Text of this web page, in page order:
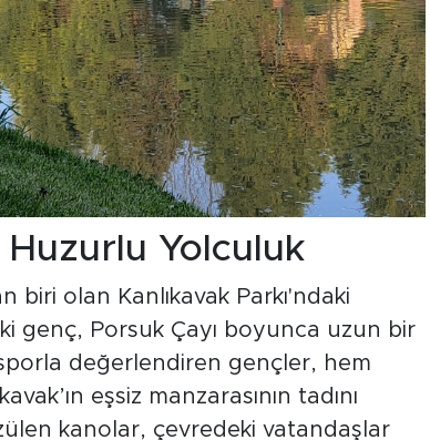
Huzurlu Yolculuk
biri olan Kanlıkavak Parkı'ndaki
genç, Porsuk Çayı boyunca uzun bir
değerlendiren gençler, hem
eşsiz manzarasının tadını
kanolar, çevredeki vatandaşlar